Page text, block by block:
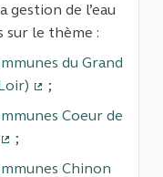
gestion de l’eau
sur le thème :
du Grand
;
Coeur de
;
Chinon